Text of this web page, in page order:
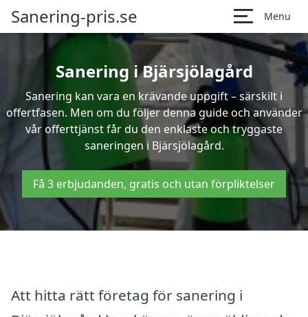
Sanering-pris.se Menu
Sanering i Bjärsjölagård
Sanering kan vara en krävande uppgift – särskilt i
offertfasen. Men om du följer denna guide och använder
vår offerttjänst får du den enklaste och tryggaste
saneringen i Bjärsjölagård.
Få 3 erbjudanden, gratis och utan förpliktelser
Att hitta rätt företag för sanering i